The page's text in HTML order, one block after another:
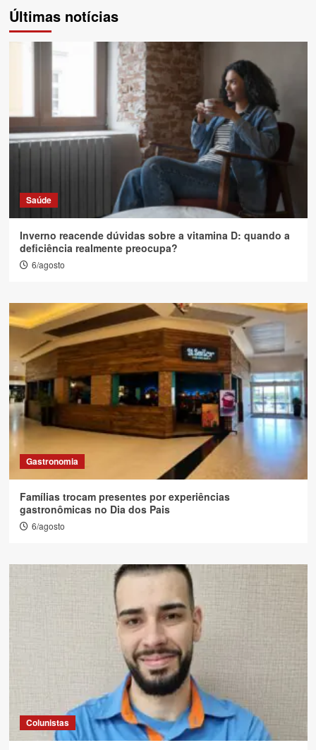
Últimas notícias
Saúde
Inverno reacende dúvidas sobre a vitamina D: quando a
deficiência realmente preocupa?
6/agosto
Gastronomia
Famílias trocam presentes por experiências
gastronômicas no Dia dos Pais
6/agosto
Colunistas